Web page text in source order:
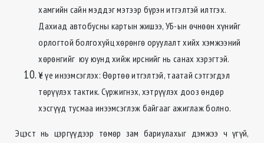
хамгийн сайн мэддэг мэтээр бүрэн итгэлтэй илтгэх.
Дахиад автобусны картын жишээ, УБ-ын өчнөөн хүнийг
орлогтой болгохуйц хөрөнгө оруулалт хийх хэмжээний
хөрөнгийг юу юунд хийж ирснийг нь санах хэрэгтэй.
Үе үе инээмсэглэх: Өөртөө итгэлтэй, таатай сэтгэгдэл
төрүүлэх тактик. Сүржигнэх, хэтрүүлэх дооз өндөр
хэсгүүд тусмаа инээмсэглэж байгааг ажиглаж болно.
Эцэст нь цэргүүдээр төмөр зам бариулахыг дэмжээ ч үгүй,